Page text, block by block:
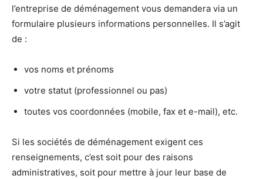
l’entreprise de déménagement vous demandera via un
formulaire plusieurs informations personnelles. Il s’agit
de :
vos noms et prénoms
votre statut (professionnel ou pas)
toutes vos coordonnées (mobile, fax et e-mail), etc.
Si les sociétés de déménagement exigent ces
renseignements, c’est soit pour des raisons
administratives, soit pour mettre à jour leur base de